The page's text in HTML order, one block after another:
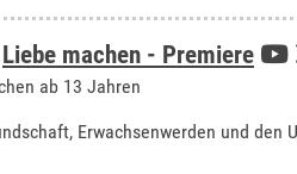
Liebe machen - Premiere
ab 13 Jahren
Erwachsenwerden und den